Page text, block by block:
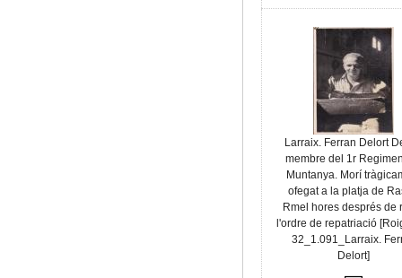
Larraix. Ferran Delort
membre del 1r
Muntanya. Morí
ofegat a la platja de
Rmel hores després de
l'ordre de repatriació
32_1.091_Larraix.
Delort]